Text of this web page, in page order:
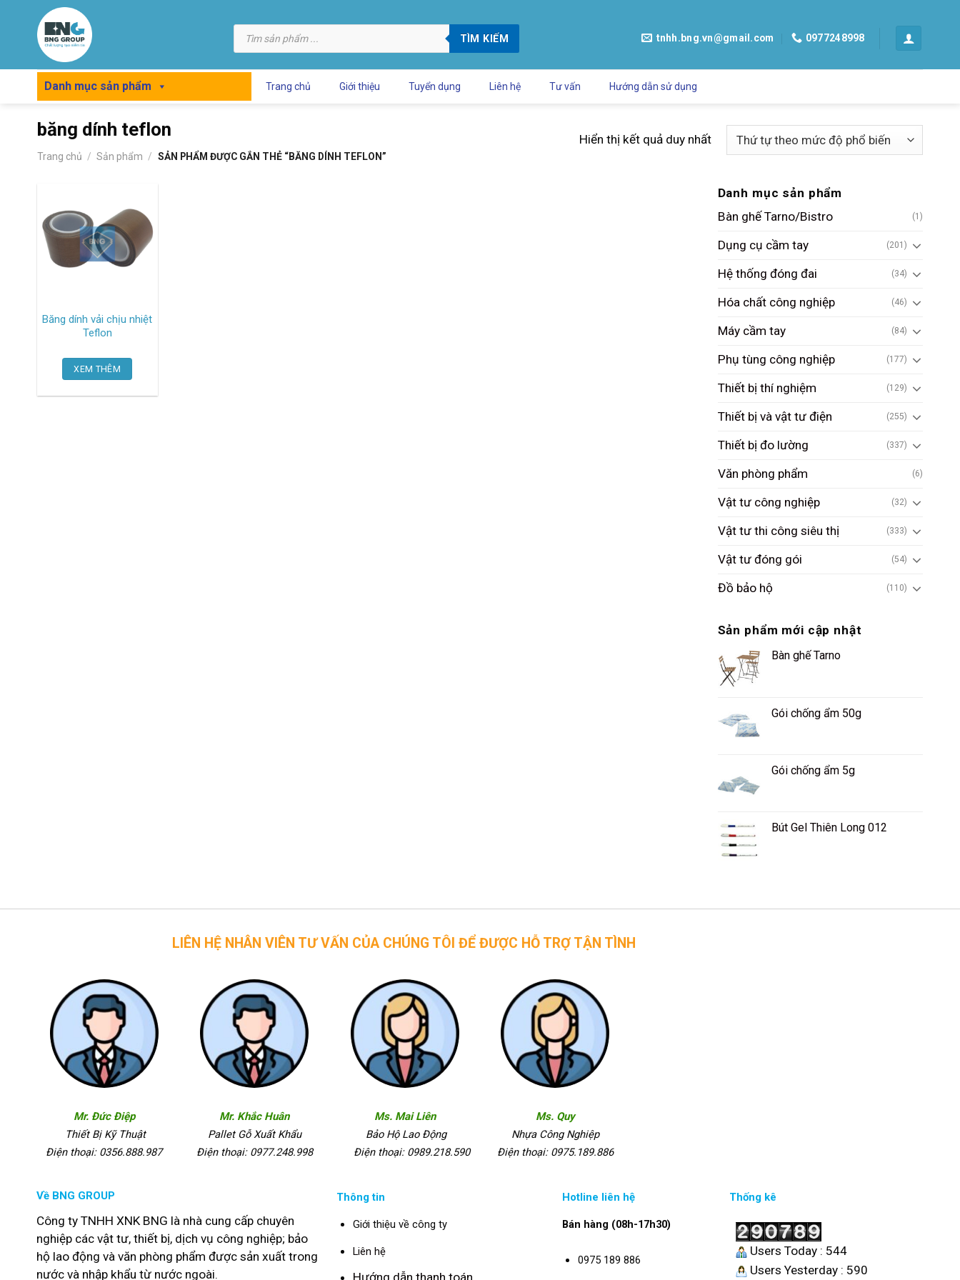
content
Tìm
kiếm
TÌM KIẾM tnhh.bng.vn@gmail.com 0977248998
Danh mục sản phẩm Trang chủ Giới thiệu Tuyển dụng Liên hệ Tư vấn Hướng dẫn sử dụng
băng dính teflon
Trang chủ / Sản phẩm / SẢN PHẨM ĐƯỢC GẮN THẺ “BĂNG DÍNH TEFLON”
Hiển thị kết quả duy nhất
Băng dính vải chịu nhiệt
Teflon
XEM THÊM
Danh mục sản phẩm
Bàn ghế Tarno/Bistro
(1)
Dụng cụ cầm tay (201)
Hệ thống đóng đai (34)
Hóa chất công nghiệp (46)
Máy cầm tay (84)
Phụ tùng công nghiệp (177)
Thiết bị thí nghiệm (129)
Thiết bị và vật tư điện (255)
Thiết bị đo lường (337)
Văn phòng phẩm (6)
Vật tư công nghiệp (32)
Vật tư thi công siêu thị (333)
Vật tư đóng gói (54)
Đồ bảo hộ (110)
Sản phẩm mới cập nhật
Bàn ghế Tarno
Gói chống ẩm 50g
Gói chống ẩm 5g
Bút Gel Thiên Long 012
LIÊN HỆ NHÂN VIÊN TƯ VẤN CỦA CHÚNG TÔI ĐỂ ĐƯỢC HỖ TRỢ TẬN TÌNH
Mr. Đức Điệp
Thiết Bị Kỹ Thuật
Điện thoại: 0356.888.987
Mr. Khắc Huân
Pallet Gỗ Xuất Khẩu
Điện thoại: 0977.248.998
Ms. Mai Liên
Bảo Hộ Lao Động
Điện thoại: 0989.218.590
Ms. Quy
Nhựa Công Nghiệp
Điện thoại: 0975.189.886
Về BNG GROUP
Công ty TNHH XNK BNG là nhà cung cấp chuyên
nghiệp các vật tư, thiết bị, dịch vụ công nghiệp; bảo
hộ lao động và văn phòng phẩm được sản xuất trong
nước và nhập khẩu từ nước ngoài.
Thông tin
Giới thiệu về công ty
Liên hệ
Hướng dẫn thanh toán
Hotline liên hệ
Bán hàng (08h-17h30)
0975 189 886
Thống kê
Users Today : 544
Users Yesterday : 590